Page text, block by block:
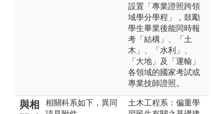
設置「專業證照跨領
域學分學程」，鼓勵
學生畢業後能同時報
考「結構」、「土
木」、「水利」、
「大地」及「運輸」
各領域的國家考試或
專業技師證照。
與相
相關科系如下，異同
土木工程系：偏重學